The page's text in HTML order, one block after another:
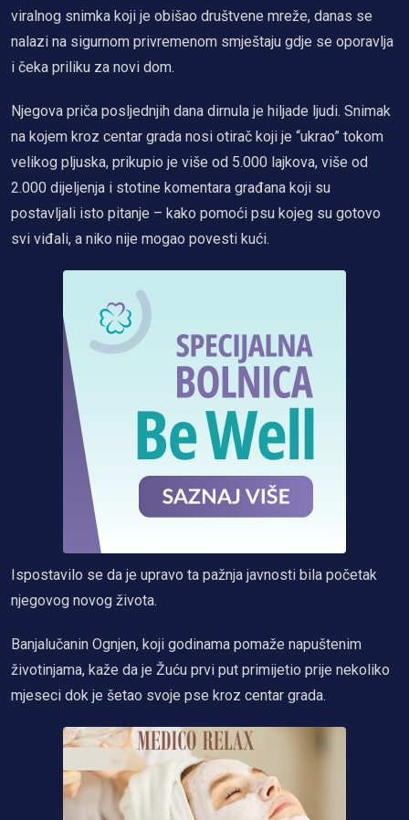
viralnog snimka koji je obišao društvene mreže, danas se
nalazi na sigurnom privremenom smještaju gdje se oporavlja
i čeka priliku za novi dom.
Njegova priča posljednjih dana dirnula je hiljade ljudi. Snimak
na kojem kroz centar grada nosi otirač koji je “ukrao” tokom
velikog pljuska, prikupio je više od 5.000 lajkova, više od
2.000 dijeljenja i stotine komentara građana koji su
postavljali isto pitanje – kako pomoći psu kojeg su gotovo
svi viđali, a niko nije mogao povesti kući.
Ispostavilo se da je upravo ta pažnja javnosti bila početak
njegovog novog života.
Banjalučanin Ognjen, koji godinama pomaže napuštenim
životinjama, kaže da je Žuću prvi put primijetio prije nekoliko
mjeseci dok je šetao svoje pse kroz centar grada.